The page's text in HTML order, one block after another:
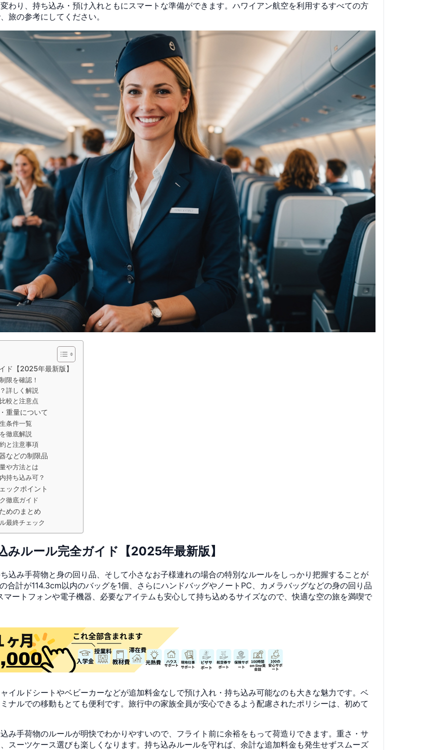
わり、持ち込み・預け入れともにスマートな準備ができます。ハワイアン航空を利用するすべての方
旅の参考にしてください。
ド【2025年最新版】
限を確認！
詳しく解説
較と注意点
重量について
条件一覧
徹底解説
と注意事項
などの制限品
や方法とは
持ち込み可？
ックポイント
徹底ガイド
めのまとめ
最終チェック
ルール完全ガイド【2025年最新版】
込み手荷物と身の回り品、そして小さなお子様連れの場合の特別なルールをしっかり把握することが
合計が114.3cm以内のバッグを1個、さらにハンドバッグやノートPC、カメラバッグなどの身の回り品
ートフォンや電子機器、必要なアイテムも安心して持ち込めるサイズなので、快適な空の旅を満喫で
イルドシートやベビーカーなどが追加料金なしで預け入れ・持ち込み可能なのも大きな魅力です。ベ
ナルでの移動もとても便利です。旅行中の家族全員が安心できるよう配慮されたポリシーは、初めて
み手荷物のルールが明快でわかりやすいので、フライト前に余裕をもって荷造りできます。重さ・サ
スーツケース選びも楽しくなります。持ち込みルールを守れば、余計な追加料金も発生せずスムーズ